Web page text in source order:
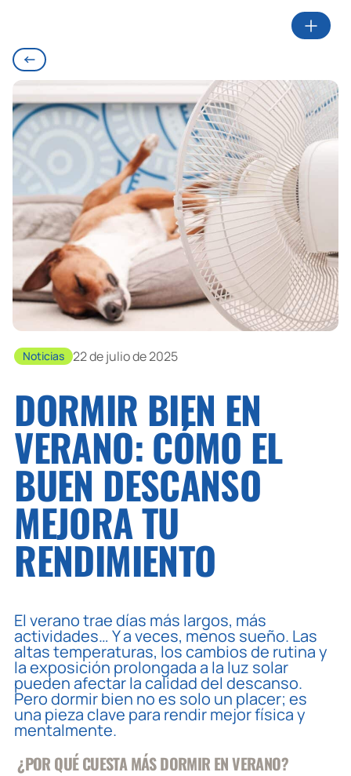
Noticias 22 de julio de 2025
DORMIR BIEN EN
VERANO: CÓMO EL
BUEN DESCANSO
MEJORA TU
RENDIMIENTO
El verano trae días más largos, más
actividades… Y a veces, menos sueño. Las
altas temperaturas, los cambios de rutina y
la exposición prolongada a la luz solar
pueden afectar la calidad del descanso.
Pero dormir bien no es solo un placer; es
una pieza clave para rendir mejor física y
mentalmente.
️¿POR QUÉ CUESTA MÁS DORMIR EN VERANO?